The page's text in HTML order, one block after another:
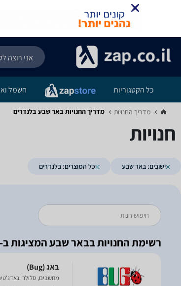
כל הקטגוריות חשמל
מדריך החנויות‏ מדריך החנויות ‏באר שבע ‏בלנדרים
חנויות
ישובים: באר שבע כל המוצרים: בלנדרים
רשימת החנויות בבאר שבע המציגות ב- zap השוואת מחירים
מחשבים, סלולר